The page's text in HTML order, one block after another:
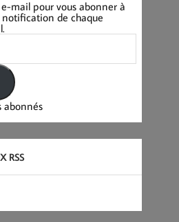
mail pour vous abonner à
de chaque
abonnés
RSS